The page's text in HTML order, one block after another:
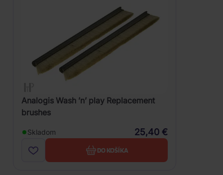
Analogis Wash ’n’ play Replacement
brushes
Skladom 25,40 €
DO KOŠÍKA